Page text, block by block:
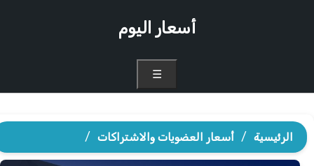
أسعار اليوم
الرئيسية / أسعار العضويات والاشتراكات /